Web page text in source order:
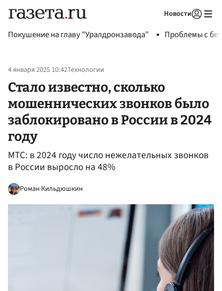
Новости
Покушение на главу "Уралдронзавода" Проблемы с
4 января 2025 10:42Технологии
Стало известно, сколько
мошеннических звонков было
заблокировано в России в 2024
году
МТС: в 2024 году число нежелательных звонков
в России выросло на 48%
Роман Кильдюшкин